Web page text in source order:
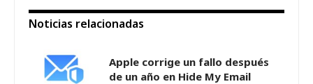
Noticias relacionadas
Apple corrige un fallo después
de un año en Hide My Email